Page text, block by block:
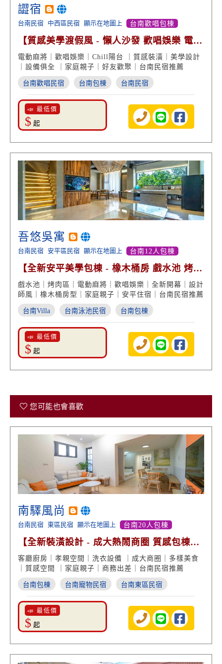
譅宿
台南民宿 中西區民宿 顯示在地圖上 台南歡唱包棟
【質感美學渡假風 - 懶人沙發 歡唱娛樂 電動
麻將室】
電動麻將｜歡唱娛樂｜Chill陽台 ｜質感裝潢｜美學設計
｜設備俱全 ｜家庭親子｜好友歡聚｜台南民宿推薦
台南歡唱民宿 台南包棟 台南民宿
📣 最低價
$ 起
吾悠吳寓
台南民宿 安平區民宿 顯示在地圖上 台南12人包棟
【全新安平美學包棟 - 橡木桶房 戲水池 烤肉
歡唱包棟】
戲水池｜烤肉區｜電動麻將｜歡唱娛樂｜全新開幕｜設計
師風｜橡木桶房型｜家庭親子｜安平住宿｜台南民宿推薦
台南Villa 台南泳池民宿 台南包棟
📣 最低價
$ 起
您可能也會喜歡
南驛風尚
台南民宿 東區民宿 顯示在地圖上 台南20人包棟
【全新裝潢設計 - 成大熱鬧商圈 質感包棟住
宿】
客廳廚房｜孝親空間｜洗衣設備 ｜成大商圈｜多樣美食
｜質感空間 ｜家庭親子｜商務出差｜台南民宿推薦
台南包棟 台南寵物民宿 台南東區民宿
📣 最低價
$ 起